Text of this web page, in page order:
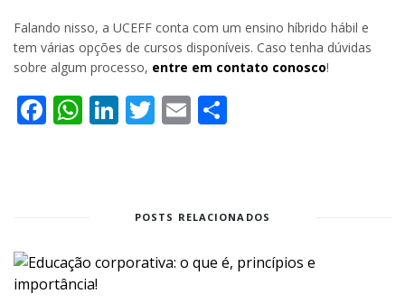
Falando nisso, a UCEFF conta com um ensino híbrido hábil e
tem várias opções de cursos disponíveis. Caso tenha dúvidas
sobre algum processo, entre em contato conosco!
Facebook
WhatsApp
LinkedIn
Twitter
Email
POSTS RELACIONADOS